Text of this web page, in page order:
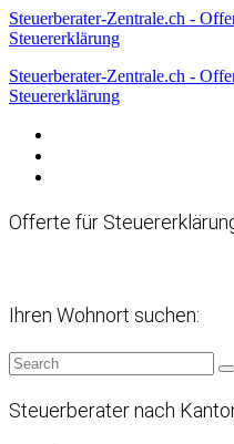
Steuerberater-Zentrale.ch -
Steuererklärung
Steuerberater-Zentrale.ch -
Steuererklärung
Offerte für
Ihren Wohnort suchen:
Steuerberater nach